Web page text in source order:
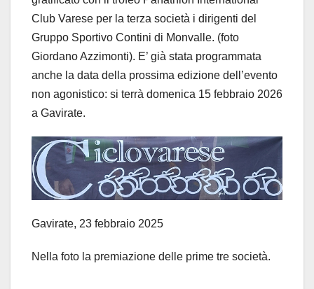
Club Varese per la terza società i dirigenti del
Gruppo Sportivo Contini di Monvalle. (foto
Giordano Azzimonti). E’ già stata programmata
anche la data della prossima edizione dell’evento
non agonistico: si terrà domenica 15 febbraio 2026
a Gavirate.
Gavirate, 23 febbraio 2025
Nella foto la premiazione delle prime tre società.